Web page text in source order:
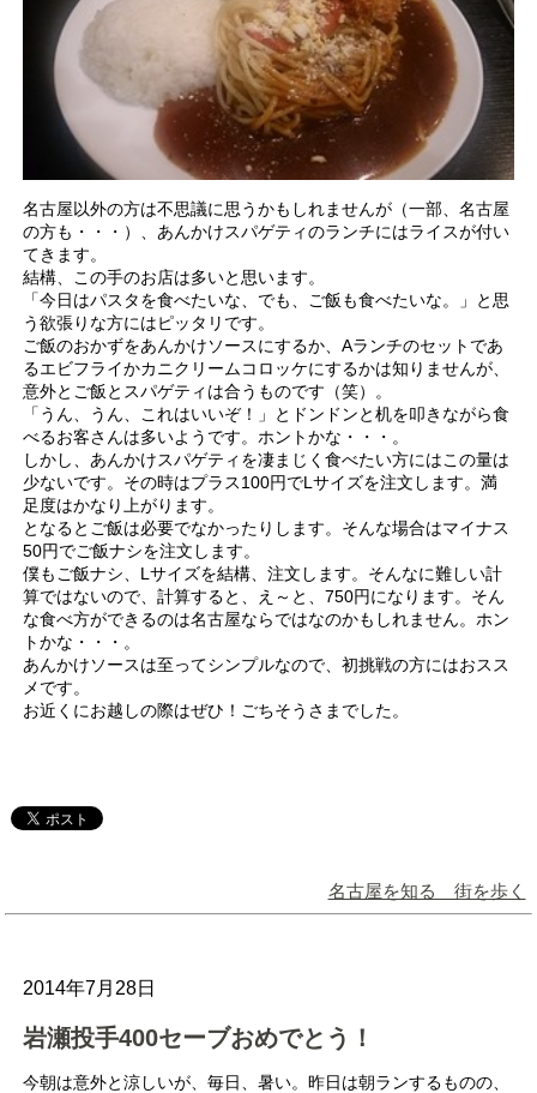
名古屋以外の方は不思議に思うかもしれませんが（一部、名古屋
の方も・・・）、あんかけスパゲティのランチにはライスが付い
てきます。
結構、この手のお店は多いと思います。
「今日はパスタを食べたいな、でも、ご飯も食べたいな。」と思
う欲張りな方にはピッタリです。
ご飯のおかずをあんかけソースにするか、Aランチのセットであ
るエビフライかカニクリームコロッケにするかは知りませんが、
意外とご飯とスパゲティは合うものです（笑）。
「うん、うん、これはいいぞ！」とドンドンと机を叩きながら食
べるお客さんは多いようです。ホントかな・・・。
しかし、あんかけスパゲティを凄まじく食べたい方にはこの量は
少ないです。その時はプラス100円でLサイズを注文します。満
足度はかなり上がります。
となるとご飯は必要でなかったりします。そんな場合はマイナス
50円でご飯ナシを注文します。
僕もご飯ナシ、Lサイズを結構、注文します。そんなに難しい計
算ではないので、計算すると、え～と、750円になります。そん
な食べ方ができるのは名古屋ならではなのかもしれません。ホン
トかな・・・。
あんかけソースは至ってシンプルなので、初挑戦の方にはおスス
メです。
お近くにお越しの際はぜひ！ごちそうさまでした。
名古屋を知る 街を歩く
2014年7月28日
岩瀬投手400セーブおめでとう！
今朝は意外と涼しいが、毎日、暑い。昨日は朝ランするものの、